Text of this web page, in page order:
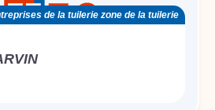
de la tuilerie zone de la tuilerie